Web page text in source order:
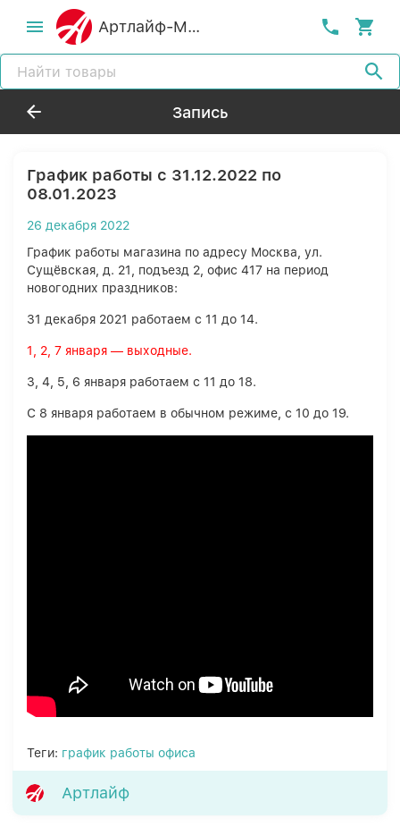
Артлайф-MСК
Запись
График работы с 31.12.2022 по
08.01.2023
26 декабря 2022
График работы магазина по адресу Москва, ул.
Сущёвская, д. 21, подъезд 2, офис 417 на период
новогодних праздников:
31 декабря 2021 работаем с 11 до 14.
1, 2, 7 января — выходные.
3, 4, 5, 6 января работаем с 11 до 18.
С 8 января работаем в обычном режиме, с 10 до 19.
Теги: график работы офиса
Артлайф